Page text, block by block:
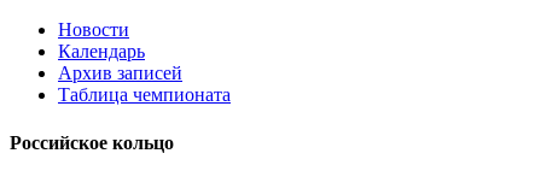
Новости
Календарь
Архив записей
Таблица чемпионата
Российское кольцо